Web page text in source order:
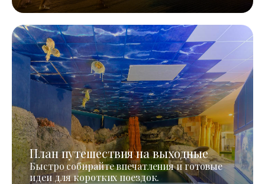
План путешествия на выходные
Быстро собирайте впечатления и готовые
идеи для коротких поездок.